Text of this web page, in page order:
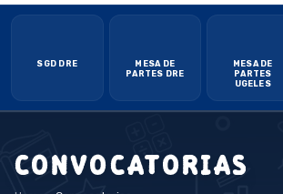
SGD DRE
MESA DE
PARTES DRE
MESA DE
PARTES
UGELES
CONVOCATORIAS